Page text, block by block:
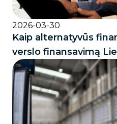
2026-03-30
Kaip alternatyvūs
verslo finansavimą